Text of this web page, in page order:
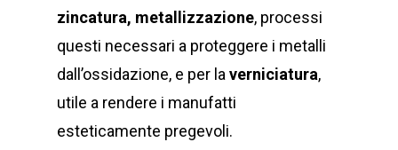
zincatura, metallizzazione, processi
questi necessari a proteggere i metalli
dall’ossidazione, e per laverniciatura,
utile a rendere i manufatti
esteticamente pregevoli.